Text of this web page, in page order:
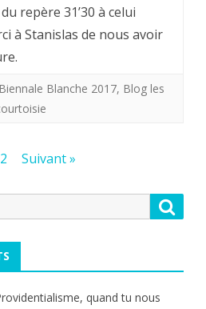
repère 31’30 à celui
à Stanislas de nous avoir
Biennale Blanche 2017, Blog les
2 Suivant »
quand tu nous